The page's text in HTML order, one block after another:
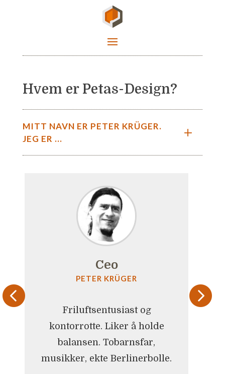
Hvem er Petas-Design?
MITT NAVN ER PETER KRÜGER.
JEG ER ...
Ceo
PETER KRÜGER
Friluftsentusiast og
kontorrotte. Liker å holde
balansen. Tobarnsfar,
musikker, ekte Berlinerbolle.